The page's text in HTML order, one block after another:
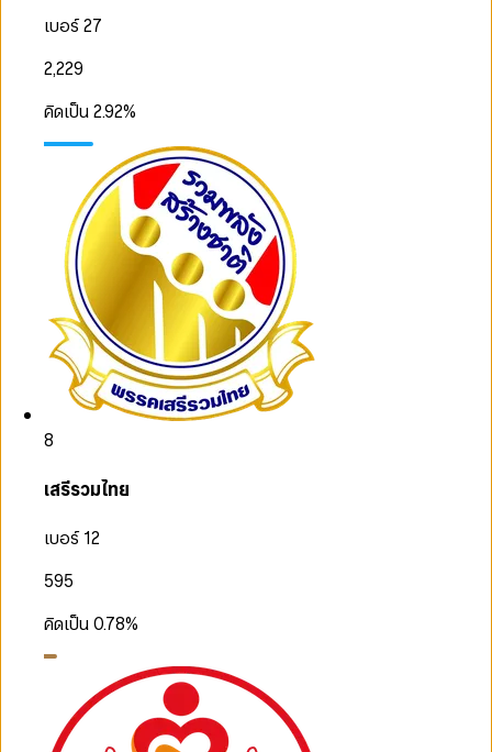
เบอร์ 27
2,229
คิดเป็น2.92%
8
เสรีรวมไทย
เบอร์ 12
595
คิดเป็น0.78%